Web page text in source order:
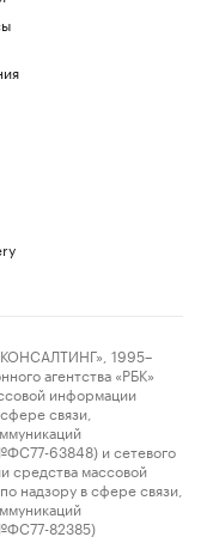
1995–
агентства «РБК»
информации
связи,
63848) и сетевого
средства массовой
надзору в сфере связи,
82385)